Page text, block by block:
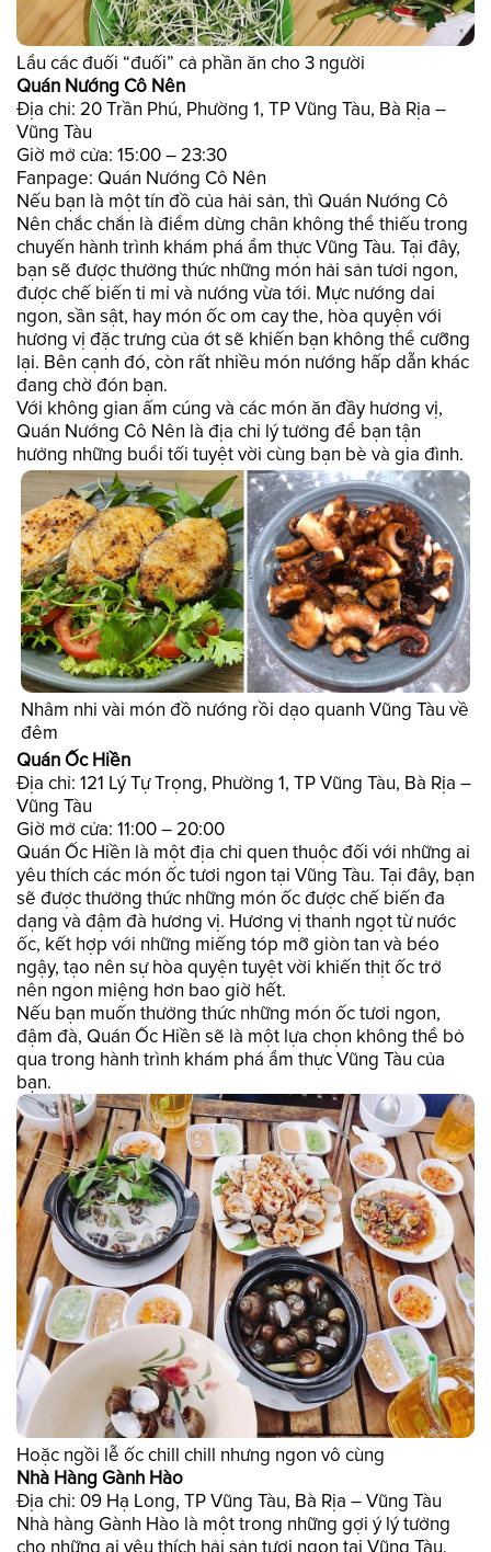
Lẩu các đuối “đuối” cả phần ăn cho 3 người
Quán Nướng Cô Nên
Địa chỉ: 20 Trần Phú, Phường 1, TP Vũng Tàu, Bà Rịa –
Vũng Tàu
Giờ mở cửa: 15:00 – 23:30
Fanpage: Quán Nướng Cô Nên
Nếu bạn là một tín đồ của hải sản, thì Quán Nướng Cô
Nên chắc chắn là điểm dừng chân không thể thiếu trong
chuyến hành trình khám phá ẩm thực Vũng Tàu. Tại đây,
bạn sẽ được thưởng thức những món hải sản tươi ngon,
được chế biến tỉ mỉ và nướng vừa tới. Mực nướng dai
ngon, sần sật, hay món ốc om cay the, hòa quyện với
hương vị đặc trưng của ớt sẽ khiến bạn không thể cưỡng
lại. Bên cạnh đó, còn rất nhiều món nướng hấp dẫn khác
đang chờ đón bạn.
Với không gian ấm cúng và các món ăn đầy hương vị,
Quán Nướng Cô Nên là địa chỉ lý tưởng để bạn tận
hưởng những buổi tối tuyệt vời cùng bạn bè và gia đình.
Nhâm nhi vài món đồ nướng rồi dạo quanh Vũng Tàu về
đêm
Quán Ốc Hiền
Địa chỉ: 121 Lý Tự Trọng, Phường 1, TP Vũng Tàu, Bà Rịa –
Vũng Tàu
Giờ mở cửa: 11:00 – 20:00
Quán Ốc Hiền là một địa chỉ quen thuộc đối với những ai
yêu thích các món ốc tươi ngon tại Vũng Tàu. Tại đây, bạn
sẽ được thưởng thức những món ốc được chế biến đa
dạng và đậm đà hương vị. Hương vị thanh ngọt từ nước
ốc, kết hợp với những miếng tóp mỡ giòn tan và béo
ngậy, tạo nên sự hòa quyện tuyệt vời khiến thịt ốc trở
nên ngon miệng hơn bao giờ hết.
Nếu bạn muốn thưởng thức những món ốc tươi ngon,
đậm đà, Quán Ốc Hiền sẽ là một lựa chọn không thể bỏ
qua trong hành trình khám phá ẩm thực Vũng Tàu của
bạn.
Hoặc ngồi lễ ốc chill chill nhưng ngon vô cùng
Nhà Hàng Gành Hào
Địa chỉ: 09 Hạ Long, TP Vũng Tàu, Bà Rịa – Vũng Tàu
Nhà hàng Gành Hào là một trong những gợi ý lý tưởng
cho những ai yêu thích hải sản tươi ngon tại Vũng Tàu.